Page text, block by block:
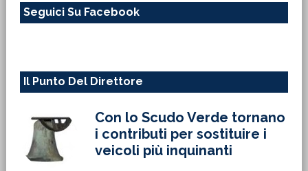
sito
Seguici Su Facebook
Il Punto Del Direttore
Con lo Scudo Verde tornano
i contributi per sostituire i
veicoli più inquinanti